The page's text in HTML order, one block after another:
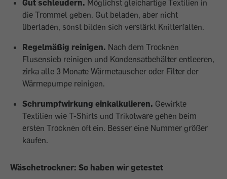
Gut schleudern. Möglichst gleichartige Textilien in
die Trommel geben. Gut beladen, aber nicht
überladen, sonst bilden sich verstärkt Knitterfalten.
Regelmäßig reinigen. Nach dem Trocknen
Flusensieb reinigen und Kondensatbehälter entleeren,
zirka alle 3 Monate Wärmetauscher oder Filter der
Wärmepumpe reinigen.
Schrumpfwirkung einkalkulieren. Gewirkte
Textilien wie T-Shirts und Trikotware gehen beim
ersten Trocknen oft ein. Besser eine Nummer größer
kaufen.
Wäschetrockner: So haben wir getestet